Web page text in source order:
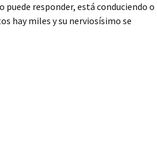
puede responder, está conduciendo o
hay miles y su nerviosísimo se